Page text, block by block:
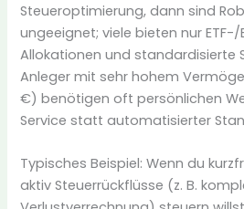
Steueroptimierung, dann sind
ungeeignet; viele bieten nur ETF-/
Allokationen und standardisierte
Anleger mit sehr hohem
€) benötigen oft persönlichen
Service statt automatisierter
Typisches Beispiel: Wenn du
aktiv Steuerrückflüsse (z. B.